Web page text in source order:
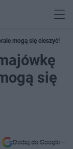
mogą się cieszyć!
się
Dodaj do Google